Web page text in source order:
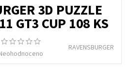
3D PUZZLE
GT3 CUP 108 KS
RAVENSBURGER